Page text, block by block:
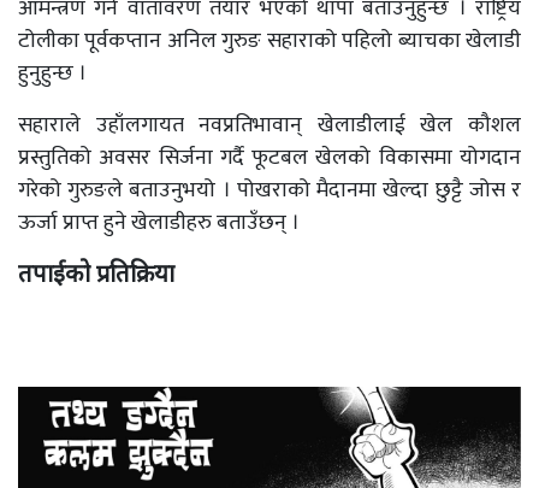
आमन्त्रण गर्ने वातावरण तयार भएको थापा बताउनुहुन्छ । राष्ट्रिय
टोलीका पूर्वकप्तान अनिल गुरुङ सहाराको पहिलो ब्याचका खेलाडी
हुनुहुन्छ ।
सहाराले उहाँलगायत नवप्रतिभावान् खेलाडीलाई खेल कौशल
प्रस्तुतिको अवसर सिर्जना गर्दै फूटबल खेलको विकासमा योगदान
गरेको गुरुङले बताउनुभयो । पोखराको मैदानमा खेल्दा छुट्टै जोस र
ऊर्जा प्राप्त हुने खेलाडीहरु बताउँछन् ।
तपाईको प्रतिक्रिया